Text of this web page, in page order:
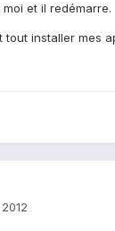
et il redémarre.
installer mes